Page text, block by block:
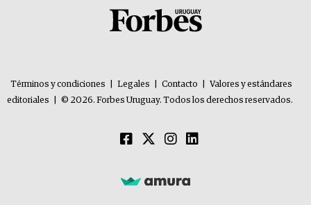
Términos y condiciones Legales Contacto
Valores y estándares
editoriales
© 2026. Forbes Uruguay. Todos los derechos reservados.